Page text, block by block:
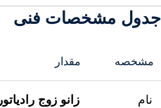
جدول مشخصات فنی
مشخصه مقدار
نام